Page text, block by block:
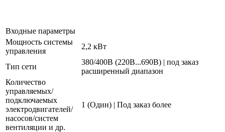
Входные параметры
Мощность системы
управления
2,2 кВт
Тип сети
380/400В (220В...690В) | под заказ
расширенный диапазон
Количество
управляемых/
подключаемых
электродвигателей/
насосов/систем
вентиляции и др.
1 (Один) | Под заказ более